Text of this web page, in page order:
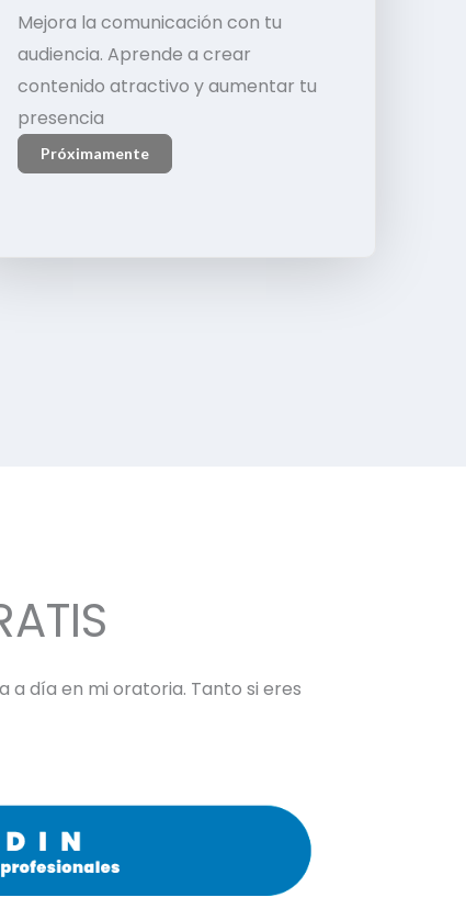
Mejora la comunicación con tu
audiencia. Aprende a crear
contenido atractivo y aumentar tu
presencia
Próximamente
a día en mi oratoria. Tanto si eres